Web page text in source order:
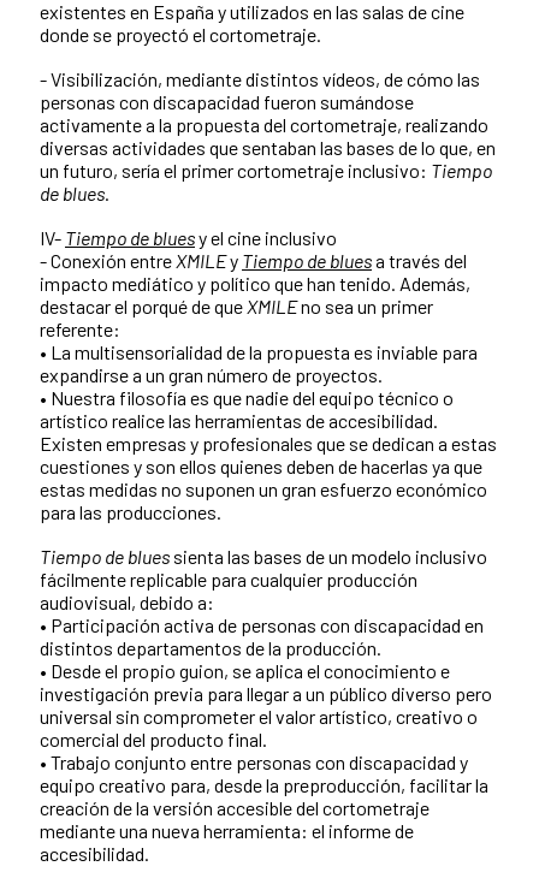
existentes en España y utilizados en las salas de cine
donde se proyectó el cortometraje.
- Visibilización, mediante distintos vídeos, de cómo las
personas con discapacidad fueron sumándose
activamente a la propuesta del cortometraje, realizando
diversas actividades que sentaban las bases de lo que, en
un futuro, sería el primer cortometraje inclusivo: Tiempo
de blues
IV- Tiempo de bluesy el cine inclusivo
- Conexión entre XMILEy Tiempo de bluesa través del
impacto mediático y político que han tenido. Además,
destacar el porqué de que XMILEno sea un primer
referente:
• La multisensorialidad de la propuesta es inviable para
expandirse a un gran número de proyectos.
• Nuestra filosofía es que nadie del equipo técnico o
artístico realice las herramientas de accesibilidad.
Existen empresas y profesionales que se dedican a estas
cuestiones y son ellos quienes deben de hacerlas ya que
estas medidas no suponen un gran esfuerzo económico
para las producciones.
Tiempo de blues sienta las bases de un modelo inclusivo
fácilmente replicable para cualquier producción
audiovisual, debido a:
• Participación activa de personas con discapacidad en
distintos departamentos de la producción.
• Desde el propio guion, se aplica el conocimiento e
investigación previa para llegar a un público diverso pero
universal sin comprometer el valor artístico, creativo o
comercial del producto final.
• Trabajo conjunto entre personas con discapacidad y
equipo creativo para, desde la preproducción, facilitar la
creación de la versión accesible del cortometraje
mediante una nueva herramienta: el informe de
accesibilidad.